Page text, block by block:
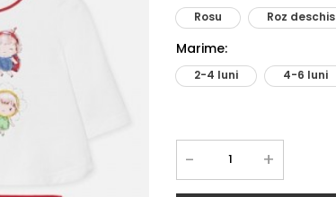
Rosu Roz deschis
Marime:
2-4 luni 4-6 luni
- +